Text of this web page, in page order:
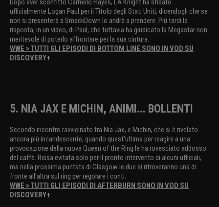
Dopo aver sconfitto Carmelo Hayes, LA Knight ha sfidato
ufficialmente Logan Paul per il Titolo degli Stati Uniti, dicendogli che se
non si presenterà a SmackDown lo andrà a prendere. Più tardi la
risposta, in un video, di Paul, che tuttavia ha giudicato la Megastar non
meritevole di poterlo affrontare per la sua cintura.
WWE > TUTTI GLI EPISODI DI BOTTOM LINE SONO IN VOD SU
DISCOVERY+
5. NIA JAX E MICHIN, ANIMI... BOLLENTI
Secondo incontro ravvicinato tra Nia Jax, e Michin, che si è rivelato
ancora più incandescente, quando quest'ultima per reagire a una
provocazione della nuova Queen of the Ring le ha rovesciato addosso
del caffè. Rissa evitata solo per il pronto intervento di alcuni ufficiali,
ma nella prossima puntata di Glasgow le due si ritroveranno una di
fronte all'altra sul ring per regolare i conti.
WWE > TUTTI GLI EPISODI DI AFTERBURN SONO IN VOD SU
DISCOVERY+